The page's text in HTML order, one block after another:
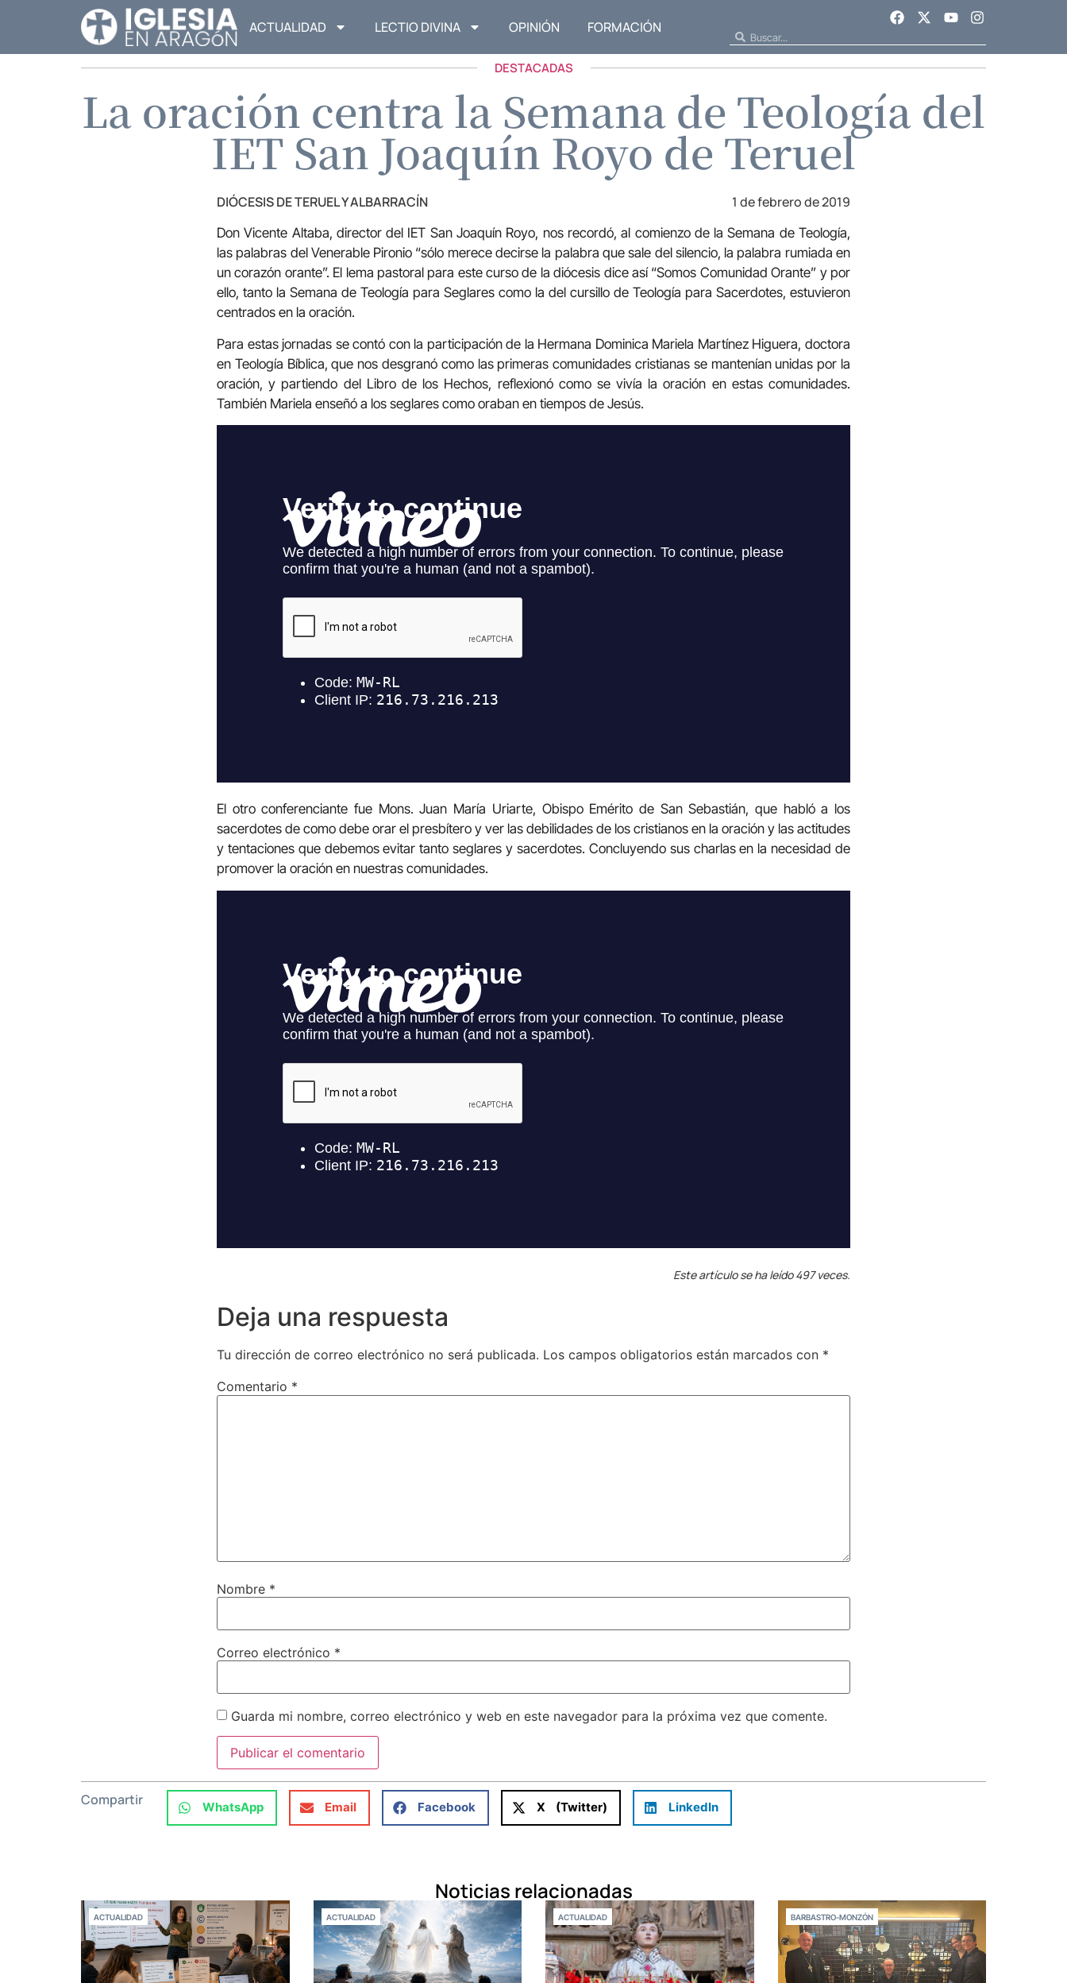
ACTUALIDAD LECTIO DIVINA OPINIÓN FORMACIÓN
DESTACADAS
La oración centra la Semana de Teología del
IET San Joaquín Royo de Teruel
DIÓCESIS DE TERUEL Y ALBARRACÍN 1 de febrero de 2019
Don Vicente Altaba, director del IET San Joaquín Royo, nos recordó, al comienzo de la Semana de Teología,
las palabras del Venerable Pironio “sólo merece decirse la palabra que sale del silencio, la palabra rumiada en
un corazón orante”. El lema pastoral para este curso de la diócesis dice así “Somos Comunidad Orante” y por
ello, tanto la Semana de Teología para Seglares como la del cursillo de Teología para Sacerdotes, estuvieron
centrados en la oración.
Para estas jornadas se contó con la participación de la Hermana Dominica Mariela Martínez Higuera, doctora
en Teología Bíblica, que nos desgranó como las primeras comunidades cristianas se mantenían unidas por la
oración, y partiendo del Libro de los Hechos, reflexionó como se vivía la oración en estas comunidades.
También Mariela enseñó a los seglares como oraban en tiempos de Jesús.
El otro conferenciante fue Mons. Juan María Uriarte, Obispo Emérito de San Sebastián, que habló a los
sacerdotes de como debe orar el presbítero y ver las debilidades de los cristianos en la oración y las actitudes
y tentaciones que debemos evitar tanto seglares y sacerdotes. Concluyendo sus charlas en la necesidad de
promover la oración en nuestras comunidades.
Este artículo se ha leído 497 veces.
Deja una respuesta
Tu dirección de correo electrónico no será publicada. Los campos obligatorios están marcados con *
Comentario *
Nombre *
Correo electrónico *
Guarda mi nombre, correo electrónico y web en este navegador para la próxima vez que comente.
Compartir WhatsApp Email Facebook X (Twitter) LinkedIn
Noticias relacionadas
ACTUALIDAD ACTUALIDAD ACTUALIDAD BARBASTRO-MONZÓN